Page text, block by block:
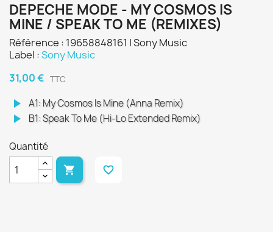
DEPECHE MODE - MY COSMOS IS
MINE / SPEAK TO ME (REMIXES)
Référence : 19658848161 | Sony Music
Label :Sony Music
31,00 € TTC
play_arrow A1: My Cosmos Is Mine (Anna Remix)
play_arrow B1: Speak To Me (Hi-Lo Extended Remix)
Quantité
 favorite_border